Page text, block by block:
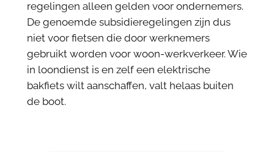
regelingen alleen gelden voor ondernemers.
De genoemde subsidieregelingen zijn dus
niet voor fietsen die door werknemers
gebruikt worden voor woon-werkverkeer. Wie
in loondienst is en zelf een elektrische
bakfiets wilt aanschaffen, valt helaas buiten
de boot.